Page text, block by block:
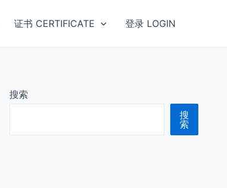
证书 CERTIFICATE 登录 LOGIN
搜索
搜
索